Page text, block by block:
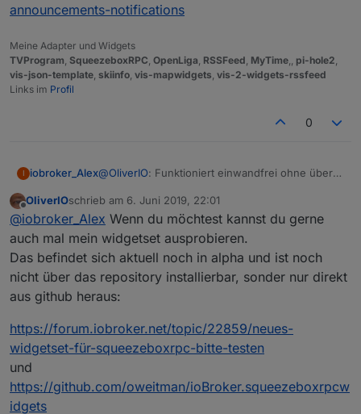
announcements-notifications
Meine Adapter und Widgets
TVProgram, SqueezeboxRPC, OpenLiga, RSSFeed, MyTime,, pi-hole2,
vis-json-template, skiinfo, vis-mapwidgets, vis-2-widgets-rssfeed
Links im Profil
0
I iobroker_Alex@OliverIO: Funktioniert einwandfrei ohne über
Da du nach einer Wunschliste fragst:
Ich bin aktuell noch "Anti-Alexa" würde aber
gerne eine einseitige Kommunikation erlauben.
Beispiel: Es klingelt. => LMS-Player spielen eine
ausgewählte MP3 ab und danach wieder die
vorherige Playlist an der selben Stelle. => Das als
Feature wäre schon cool...
Dann könnte man das noch weiter denken: Der
Sayit-Adapter kann eine .mp3 erstellen. Diese
kann man per Skript auf den Media-Pfad für LMS
kopieren. Diese soll dann wiedergegeben
werden und danach wieder die vorherige
Ich denke alle die LMS nutzen könnten so von
einer Sprachausgabe profitieren.
Vielleicht hast du ja eine Idee das umzusetzen.
Offline
OliverIOschrieb am 6. Juni 2019, 22:01
zuletzt editiert von
@iobroker_Alex Wenn du möchtest kannst du gerne
auch mal mein widgetset ausprobieren.
Das befindet sich aktuell noch in alpha und ist noch
nicht über das repository installierbar, sonder nur direkt
aus github heraus:
https://forum.iobroker.net/topic/22859/neues-
widgetset-für-squeezeboxrpc-bitte-testen
und
https://github.com/oweitman/ioBroker.squeezeboxrpcw
idgets